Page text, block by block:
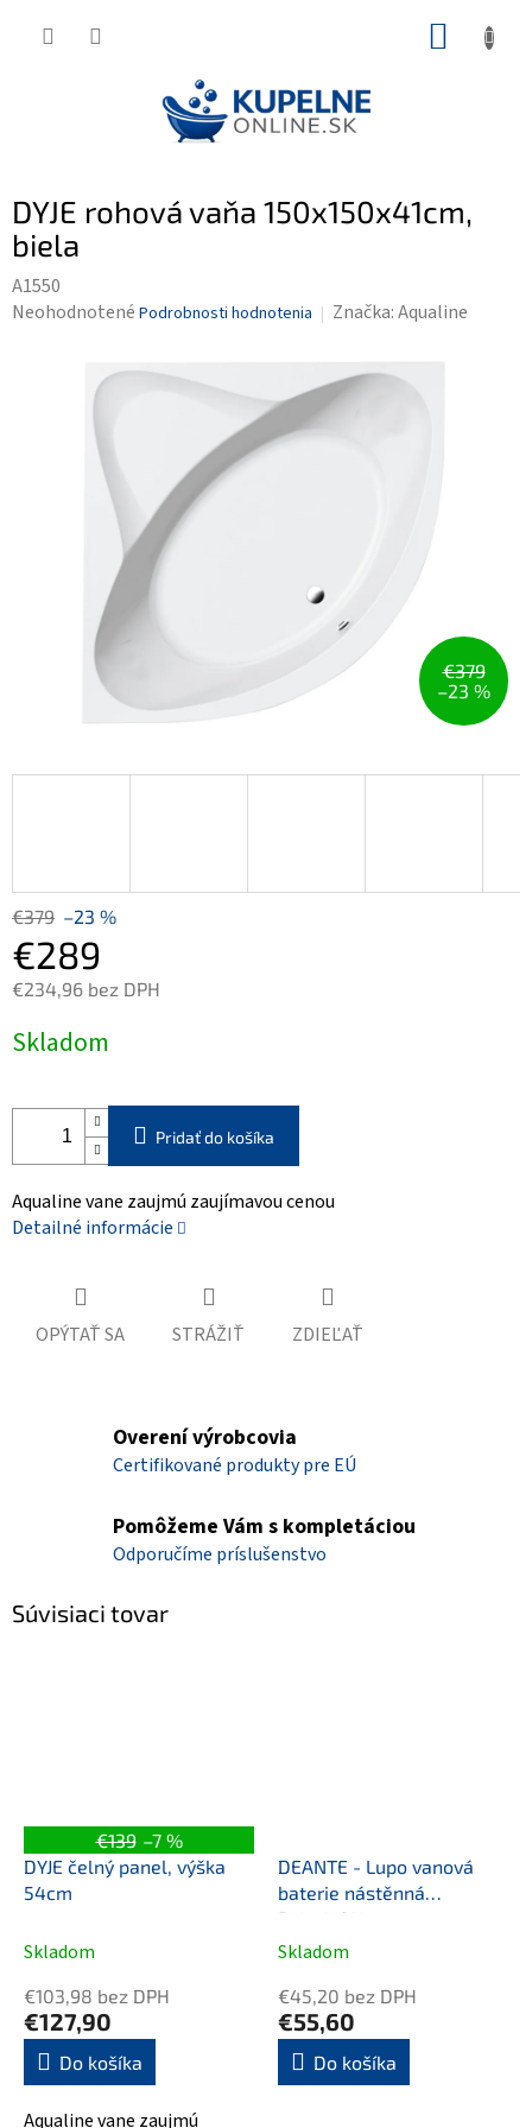
DYJE rohová vaňa 150x150x41cm,
biela
A1550
Priemerné
Neohodnotené Podrobnosti hodnotenia Značka:Aqualine
€379
–23 %
€379 –23 %
€289
€234,96 bez DPH
cena:
Skladom
Pridať do košíka
Aqualine vane zaujmú zaujímavou cenou
Detailné informácie
OPÝTAŤ SA STRÁŽIŤ ZDIEĽAŤ
Overení výrobcovia
Certifikované produkty pre EÚ
Pomôžeme Vám s kompletáciou
Odporučíme príslušenstvo
Súvisiaci tovar
€139 –7 %
DYJE čelný panel, výška
54cm
Skladom
€103,98 bez DPH
€127,90
Do košíka
Aqualine vane zaujmú
DEANTE - Lupo vanová
baterie nástěnná
BLU_F10N
Skladom
€45,20 bez DPH
€55,60
Do košíka